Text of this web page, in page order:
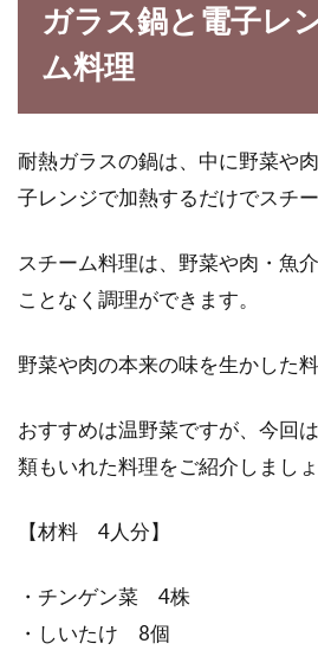
ガラス鍋と電子レ
ム料理
耐熱ガラスの鍋は、中に野菜や
子レンジで加熱するだけでスチ
スチーム料理は、野菜や肉・魚
ことなく調理ができます。
野菜や肉の本来の味を生かした
おすすめは温野菜ですが、今回
類もいれた料理をご紹介しましょ
【材料 4人分】
・チンゲン菜 4株
・しいたけ 8個